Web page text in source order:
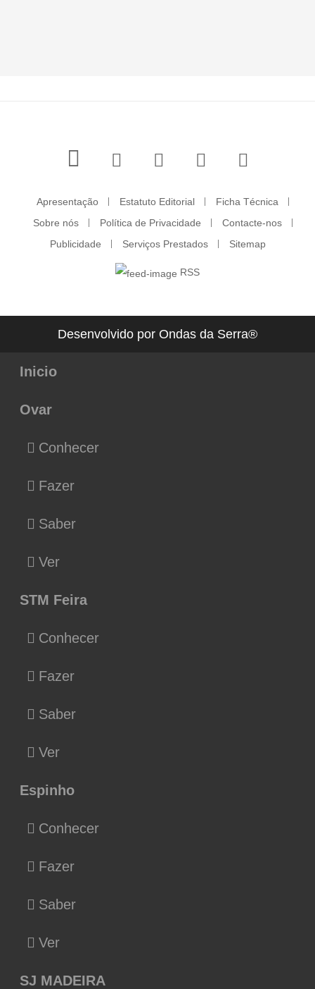
Apresentação Estatuto Editorial
Ficha Técnica
Sobre nós
Política de Privacidade
Contacte-nos
Publicidade
Serviços Prestados Sitemap
RSS
Desenvolvido por Ondas da Serra®
Inicio
Ovar
Conhecer
Fazer
Saber
Ver
STM Feira
Conhecer
Fazer
Saber
Ver
Espinho
Conhecer
Fazer
Saber
Ver
SJ MADEIRA